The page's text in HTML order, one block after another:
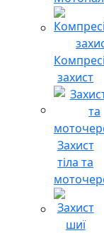
захист
Захист
тіла та